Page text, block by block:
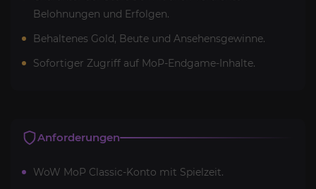
Belohnungen und Erfolgen.
Behaltenes Gold, Beute und Ansehensgewinne.
Sofortiger Zugriff auf MoP-Endgame-Inhalte.
Anforderungen
WoW MoP Classic-Konto mit Spielzeit.